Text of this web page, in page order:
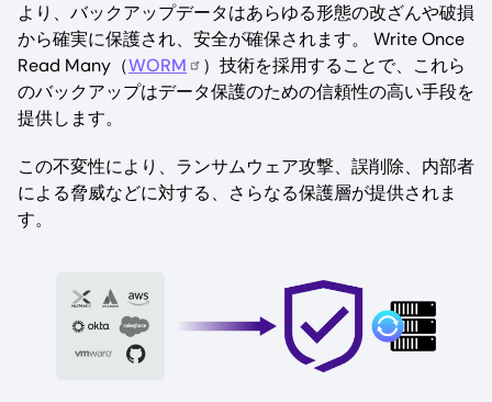
より、バックアップデータはあらゆる形態の改ざんや破損
から確実に保護され、安全が確保されます。 Write Once
Read Many（WORM
）技術を採用することで、これら
のバックアップはデータ保護のための信頼性の高い手段を
提供します。
この不変性により、ランサムウェア攻撃、誤削除、内部者
による脅威などに対する、さらなる保護層が提供されま
す。